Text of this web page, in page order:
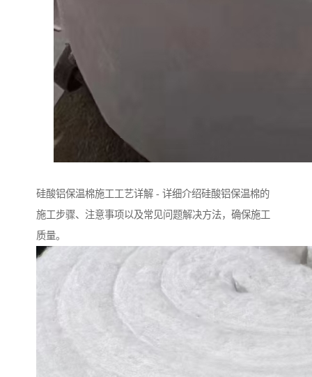
硅酸铝保温棉施工工艺详解 - 详细介绍硅酸铝保温棉的
施工步骤、注意事项以及常见问题解决方法，确保施工
质量。